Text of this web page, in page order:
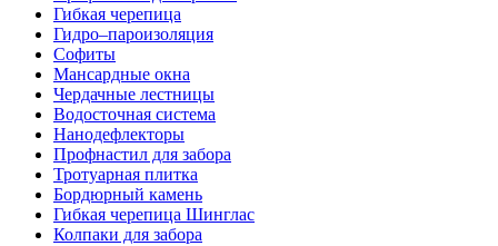
Гибкая черепица
Гидро–пароизоляция
Софиты
Мансардные окна
Чердачные лестницы
Водосточная система
Нанодефлекторы
Профнастил для забора
Тротуарная плитка
Бордюрный камень
Гибкая черепица Шинглас
Колпаки для забора